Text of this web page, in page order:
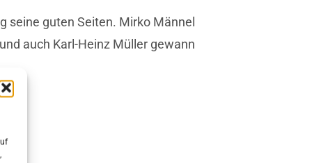
seine guten Seiten. Mirko Männel
auch Karl-Heinz Müller gewann